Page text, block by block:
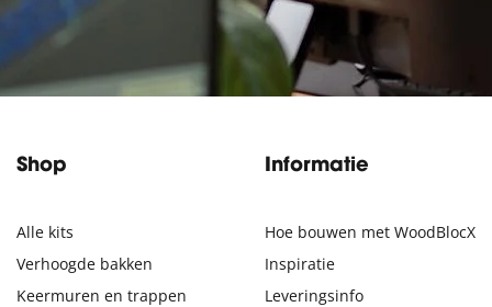
Shop
Alle kits
Verhoogde bakken
Keermuren en trappen
Informatie
Hoe bouwen met WoodBlocX
Inspiratie
Leveringsinfo